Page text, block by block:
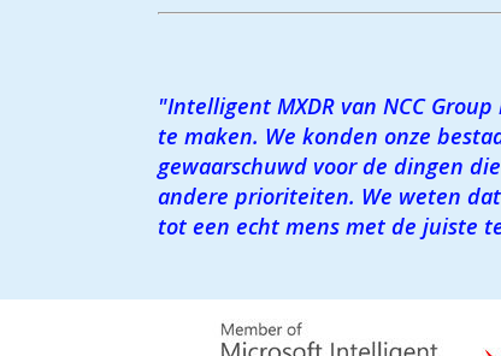
"Intelligent MXDR van NCC
te maken. We konden onze
gewaarschuwd voor de dingen
andere prioriteiten. We weten
tot een echt mens met de juiste